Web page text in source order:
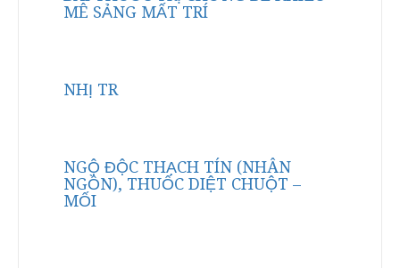
MÊ SẢNG MẤT TRÍ
NHỊ TR
NGỘ ĐỘC THẠCH TÍN (NHÂN
NGỒN), THUỐC DIỆT CHUỘT –
MỐI